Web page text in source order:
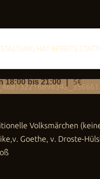
HAT BEREITS
„Schaurig-
18:00bis21:00 | 5€
Volksmärchen
Goethe, v. Droste-